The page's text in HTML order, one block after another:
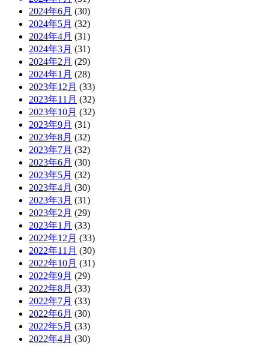
2024年6月 (30)
2024年5月 (32)
2024年4月 (31)
2024年3月 (31)
2024年2月 (29)
2024年1月 (28)
2023年12月 (33)
2023年11月 (32)
2023年10月 (32)
2023年9月 (31)
2023年8月 (32)
2023年7月 (32)
2023年6月 (30)
2023年5月 (32)
2023年4月 (30)
2023年3月 (31)
2023年2月 (29)
2023年1月 (33)
2022年12月 (33)
2022年11月 (30)
2022年10月 (31)
2022年9月 (29)
2022年8月 (33)
2022年7月 (33)
2022年6月 (30)
2022年5月 (33)
2022年4月 (30)